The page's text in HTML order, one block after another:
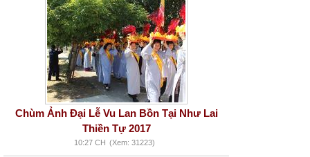
Chùm Ảnh Đại Lễ Vu Lan Bồn Tại Như Lai
Thiền Tự 2017
10:27 CH (Xem: 31223)